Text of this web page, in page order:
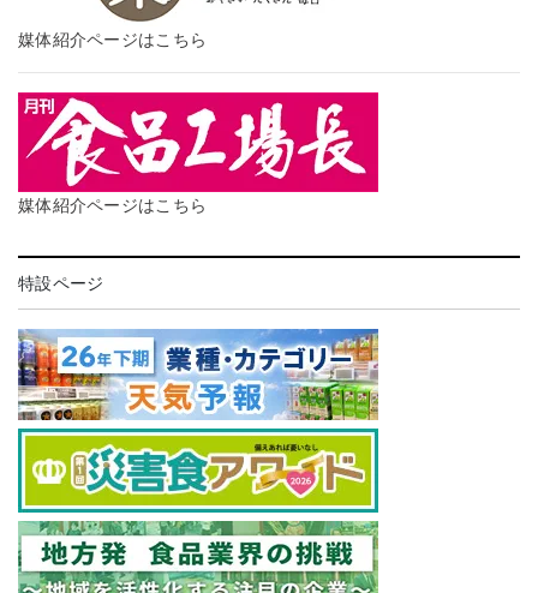
媒体紹介ページはこちら
媒体紹介ページはこちら
特設ページ